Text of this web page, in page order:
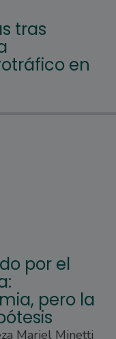
tras
en
por el
pero la
Mariel Minetti